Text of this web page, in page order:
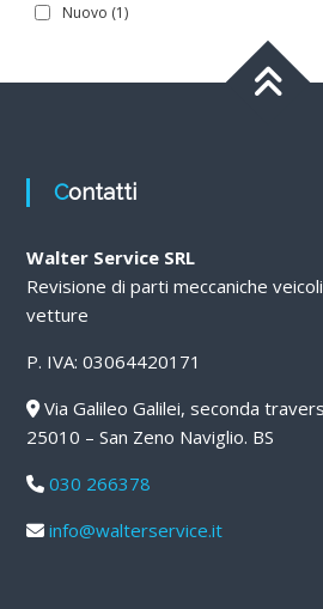
Nuovo (1)
Contatti
Walter Service SRL
Revisione di parti meccaniche
vetture
P. IVA: 03064420171
Via Galileo Galilei, seconda
25010 – San Zeno Naviglio. BS
030 266378
info@walterservice.it